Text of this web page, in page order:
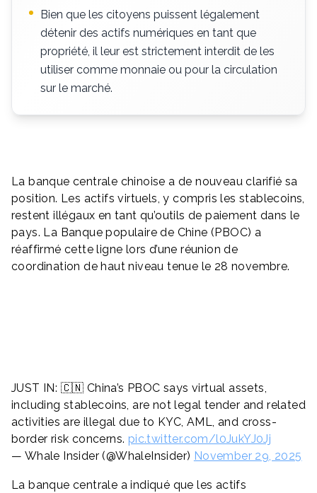
Bien que les citoyens puissent légalement
détenir des actifs numériques en tant que
propriété, il leur est strictement interdit de les
utiliser comme monnaie ou pour la circulation
sur le marché.
La banque centrale chinoise a de nouveau clarifié sa
position. Les actifs virtuels, y compris les stablecoins,
restent illégaux en tant qu’outils de paiement dans le
pays. La Banque populaire de Chine (PBOC) a
réaffirmé cette ligne lors d’une réunion de
coordination de haut niveau tenue le 28 novembre.
JUST IN: 🇨🇳 China’s PBOC says virtual assets,
including stablecoins, are not legal tender and related
activities are illegal due to KYC, AML, and cross-
border risk concerns. pic.twitter.com/l0JukYJ0Jj
— Whale Insider (@WhaleInsider) November 29, 2025
La banque centrale a indiqué que les actifs